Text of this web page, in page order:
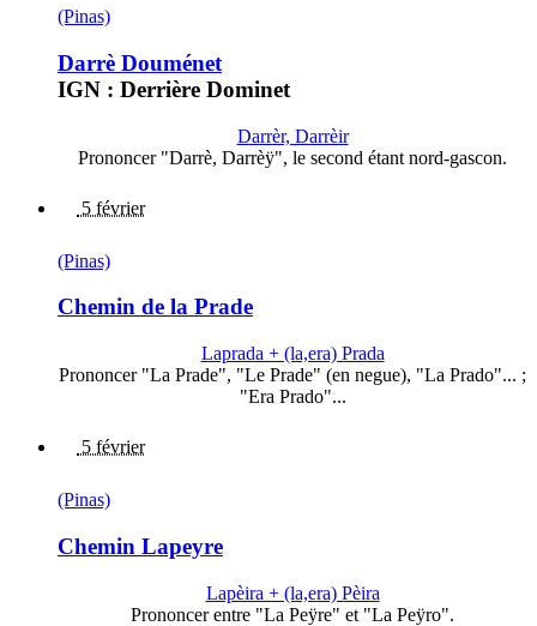
(Pinas)
Darrè Douménet
IGN : Derrière Dominet
Darrèr, Darrèir
Prononcer "Darrè, Darrèÿ", le second étant nord-gascon.
5 février
(Pinas)
Chemin de la Prade
Laprada + (la,era) Prada
Prononcer "La Prade", "Le Prade" (en negue), "La Prado"... ;
"Era Prado"...
5 février
(Pinas)
Chemin Lapeyre
Lapèira + (la,era) Pèira
Prononcer entre "La Peÿre" et "La Peÿro".